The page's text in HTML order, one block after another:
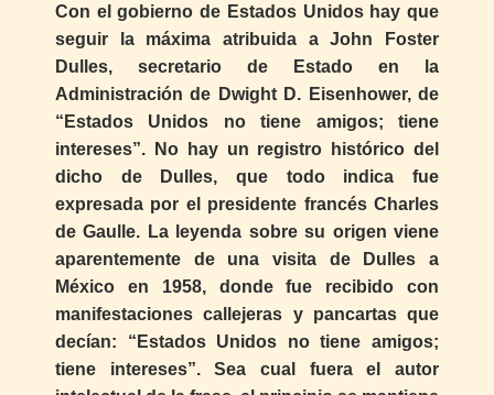
Con el gobierno de Estados Unidos hay que
seguir la máxima atribuida a John Foster
Dulles, secretario de Estado en la
Administración de Dwight D. Eisenhower, de
“Estados Unidos no tiene amigos; tiene
intereses”. No hay un registro histórico del
dicho de Dulles, que todo indica fue
expresada por el presidente francés Charles
de Gaulle. La leyenda sobre su origen viene
aparentemente de una visita de Dulles a
México en 1958, donde fue recibido con
manifestaciones callejeras y pancartas que
decían: “Estados Unidos no tiene amigos;
tiene intereses”. Sea cual fuera el autor